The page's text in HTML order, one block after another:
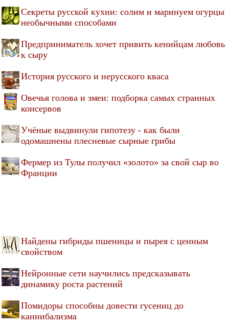
Секреты русской кухни: солим и маринуем огурцы
необычными способами
Предприниматель хочет привить кенийцам любовь
к сыру
История русского и нерусского кваса
Овечья голова и змеи: подборка самых странных
консервов
Учёные выдвинули гипотезу - как были
одомашнены плесневые сырные грибы
Фермер из Тулы получил «золото» за свой сыр во
Франции
Найдены гибриды пшеницы и пырея с ценным
свойством
Нейронные сети научились предсказывать
динамику роста растений
Помидоры способны довести гусениц до
каннибализма